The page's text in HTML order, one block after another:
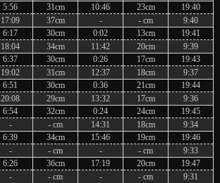
5:56 31cm 10:46 23cm
19:40
17:09
37cm - - cm
9:40
6:17 30cm 0:02 13cm
19:41
18:04
34cm 11:42 20cm
9:39
6:37 30cm 0:26 17cm
19:43
19:02
31cm 12:37 18cm
9:37
6:51 30cm 0:36 21cm
19:44
20:08
29cm 13:32 17cm
9:36
6:54 32cm 0:24 24cm
19:45
-
- cm 14:31 18cm
9:34
6:39 34cm 15:46 19cm
19:46
-
- cm - - cm
9:33
6:26 36cm 17:19 20cm
19:47
-
- cm - - cm
9:31